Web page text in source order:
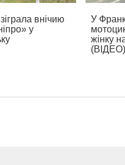
внічию
у
У
жінку
(ВІДЕО)